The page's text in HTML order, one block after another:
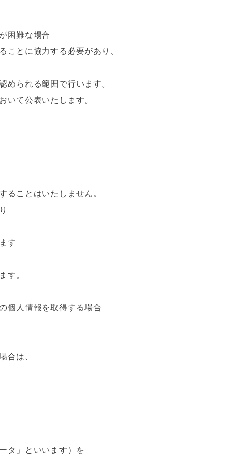
困難な場合
とに協力する必要があり、
められる範囲で行います。
て公表いたします。
ることはいたしません。
す
す。
人情報を取得する場合
合は、
タ」といいます）を